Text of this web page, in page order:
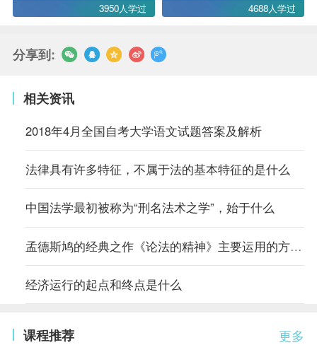
3950人学过 4688人学过
分享到:
相关资讯
2018年4月全国自考大学语文试题答案及解析
法律具有许多特征，不属于法的基本特征的是什么
中国法学最初被称为“刑名法术之学”，始于什么
孟德斯鸠的经典之作《论法的精神》主要运用的方法是什么
经济运行的起点和终点是什么
更多
课程推荐